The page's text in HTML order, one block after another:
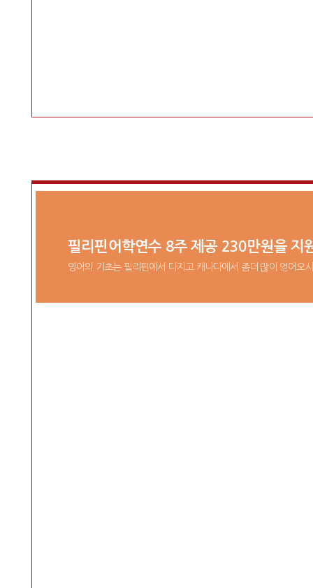
필리핀어학연수 8주 제공 230만원을 지
영어의 기초는 필리핀에서 다지고 캐나다에서 좀더 많이 얻어